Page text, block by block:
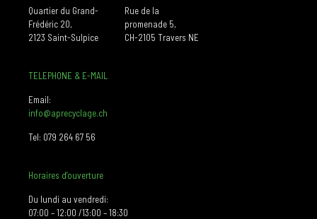
Quartier du Grand-
Frédéric 20,
2123 Saint-Sulpice
Rue de la
promenade 5,
CH-2105 Travers NE
TELEPHONE & E-MAIL
Email:
info@aprecyclage.ch
Tel: 079 264 67 56
Horaires d’ouverture
Du lundi au vendredi:
07:00 – 12:00 /13:00 – 18:30